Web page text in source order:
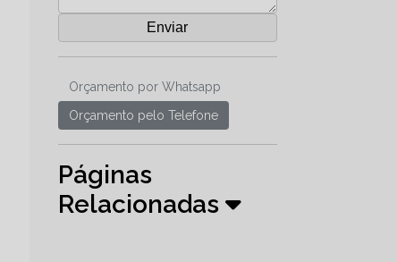
Orçamento por Whatsapp
Orçamento pelo Telefone
Páginas
Relacionadas